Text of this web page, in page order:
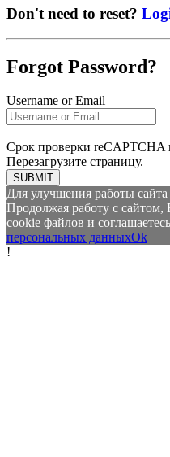
Don't need to reset?
Forgot Password?
Username or Email
Срок проверки reCAPTCHA
Перезагрузите страницу.
SUBMIT
Для улучшения работы
Продолжая работу с сайтом,
cookie файлов и
персональных данныхOk
!